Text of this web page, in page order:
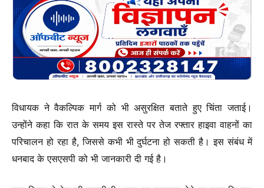
विधायक ने वैकल्पिक मार्ग को भी असुरक्षित बताते हुए चिंता जताई।
उन्होंने कहा कि रात के समय इस रास्ते पर तेज रफ्तार हाइवा वाहनों का
परिचालन हो रहा है, जिससे कभी भी दुर्घटना हो सकती है। इस संबंध में
धनबाद के एसएसपी को भी जानकारी दी गई है।